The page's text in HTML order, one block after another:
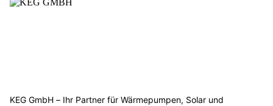
KEG GmbH – Ihr Partner für Wärmepumpen, Solar und